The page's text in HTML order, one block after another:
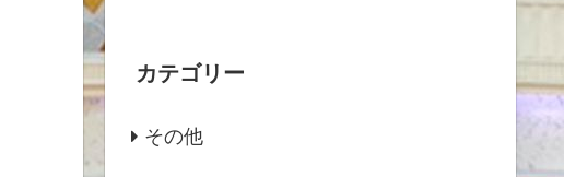
カテゴリー
その他